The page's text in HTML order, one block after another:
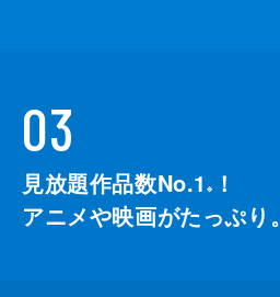
03
見放題作品数No.1 ※
！
アニメや映画がたっぷり。